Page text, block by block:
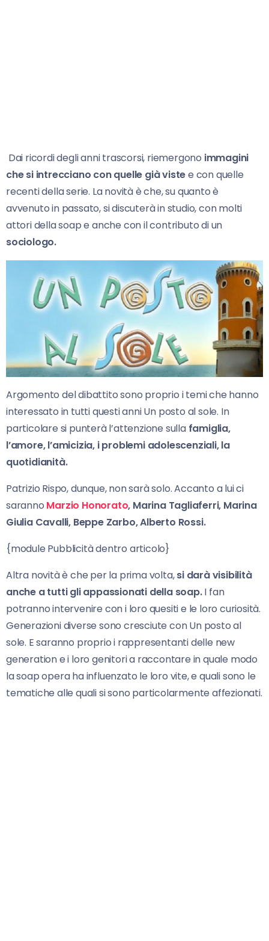
Dai ricordi degli anni trascorsi, riemergono immagini
che si intrecciano con quelle già vistee con quelle
recenti della serie. La novità è che, su quanto è
avvenuto in passato, si discuterà in studio, con molti
attori della soap e anche con il contributo di un
sociologo.
Argomento del dibattito sono proprio i temi che hanno
interessato in tutti questi anni Un posto al sole. In
particolare si punterà l’attenzione sullafamiglia,
l’amore, l’amicizia, i problemi adolescenziali, la
quotidianità.
Patrizio Rispo, dunque, non sarà solo. Accanto a lui ci
saranno Marzio Honorato, Marina Tagliaferri, Marina
Giulia Cavalli, Beppe Zarbo, Alberto Rossi.
{module Pubblicità dentro articolo}
Altra novità è che per la prima volta,si darà visibilità
anche a tutti gli appassionati della soap.I fan
potranno intervenire con i loro quesiti e le loro curiosità.
Generazioni diverse sono cresciute con Un posto al
sole. E saranno proprio i rappresentanti delle new
generation e i loro genitori a raccontare in quale modo
la soap opera ha influenzato le loro vite, e quali sono le
tematiche alle quali si sono particolarmente affezionati.